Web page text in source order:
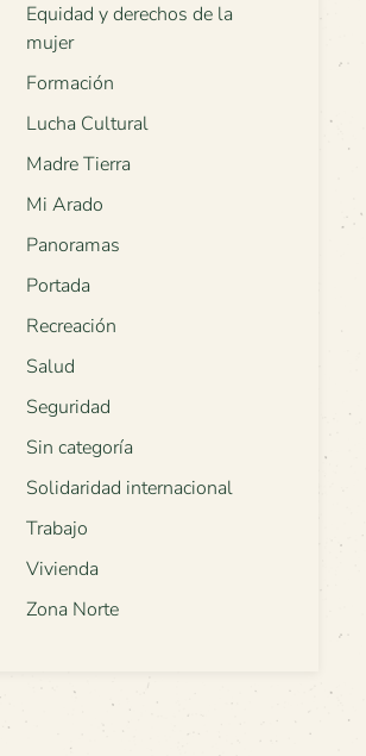
Equidad y derechos de la
mujer
Formación
Lucha Cultural
Madre Tierra
Mi Arado
Panoramas
Portada
Recreación
Salud
Seguridad
Sin categoría
Solidaridad internacional
Trabajo
Vivienda
Zona Norte